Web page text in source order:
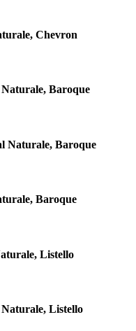
Chevron
Baroque
Naturale, Baroque
Baroque
Listello
Listello